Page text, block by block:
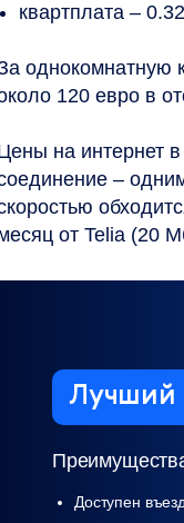
квартплата –
однокомнатную
120 евро в
на интернет
–
от Telia (20
Лучший
Доступен